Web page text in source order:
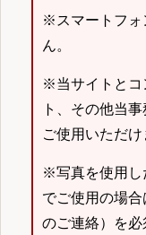
※スマートフォ
ん。
※当サイトとコ
ト、その他当
ご使用いただけ
※写真を使用し
でご使用の場
のご連絡）を必